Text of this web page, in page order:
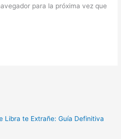
para la próxima vez que
Libra te Extrañe: Guía Definitiva